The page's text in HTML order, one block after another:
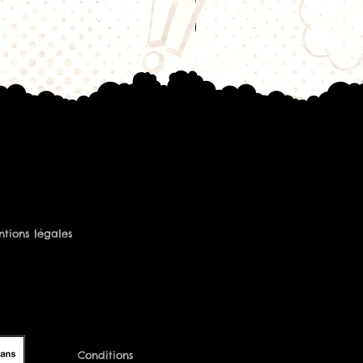
la nicotine ?
permet l’ajout d’un booster de
de liquides Freaks
légales
Conditions